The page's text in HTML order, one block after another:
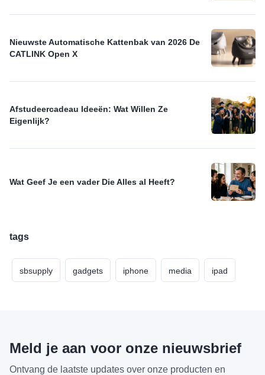
Nieuwste Automatische Kattenbak van 2026 De
CATLINK Open X
Afstudeercadeau Ideeën: Wat Willen Ze
Eigenlijk?
Wat Geef Je een vader Die Alles al Heeft?
tags
sbsupply gadgets iphone media ipad
Meld je aan voor onze nieuwsbrief
Ontvang de laatste updates over onze producten en